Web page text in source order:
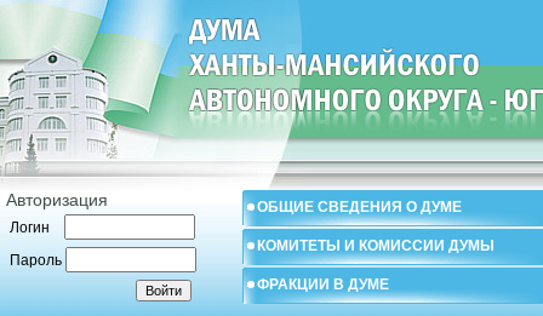
Авторизация
Логин
Пароль
ОБЩИЕ СВЕДЕНИЯ О ДУМЕ
КОМИТЕТЫ И КОМИССИИ ДУМЫ
ФРАКЦИИ В ДУМЕ